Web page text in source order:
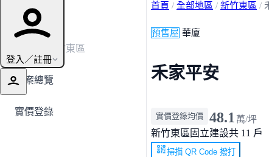
登入／註冊
建案導覽
← 返回新竹東區
建案總覽
實價登錄
首頁 / 全部地區 / 新竹東區 /
預售屋 華廈
禾家平安
實價登錄均價 48.1 萬/坪
新竹東區 固立建設共 11 戶
掃描 QR Code 撥打